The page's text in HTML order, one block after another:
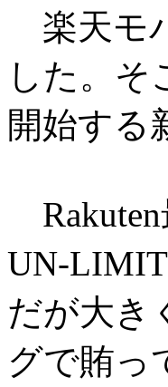
楽天モ
した。そ
開始する
Rakuten
UN-
だが大き
グで賄っ